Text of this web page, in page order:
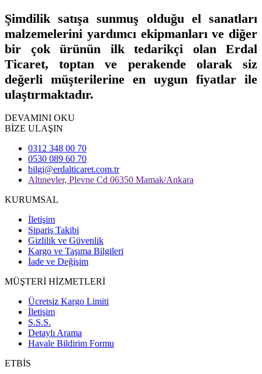
Şimdilik satışa sunmuş olduğu el sanatları
malzemelerini yardımcı ekipmanları ve diğer
bir çok ürünün ilk tedarikçi olan Erdal
Ticaret, toptan ve perakende olarak siz
değerli müşterilerine en uygun fiyatlar ile
ulaştırmaktadır.
DEVAMINI OKU
BİZE ULAŞIN
0312 348 00 70
0530 089 60 70
bilgi@erdalticaret.com.tr
Altınevler, Plevne Cd 06350 Mamak/Ankara
KURUMSAL
İletişim
Sipariş Takibi
Gizlilik ve Güvenlik
Kargo ve Taşıma Bilgileri
İade ve Değişim
MÜŞTERİ HİZMETLERİ
Ücretsiz Kargo Limiti
İletişim
S.S.S.
Detaylı Arama
Havale Bildirim Formu
ETBİS